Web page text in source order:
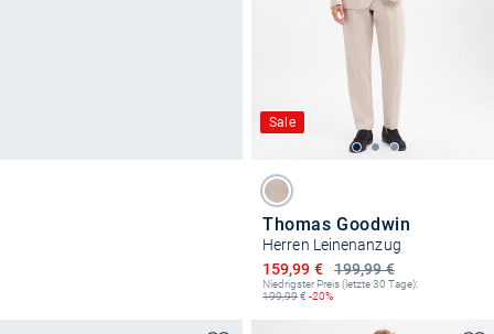
Sale
Thomas Goodwin
Herren Leinenanzug
199,99 €
Ermäßigter Preis
159,99 €
Niedrigster Preis (letzte 30 Tage):
199,99€ -20%